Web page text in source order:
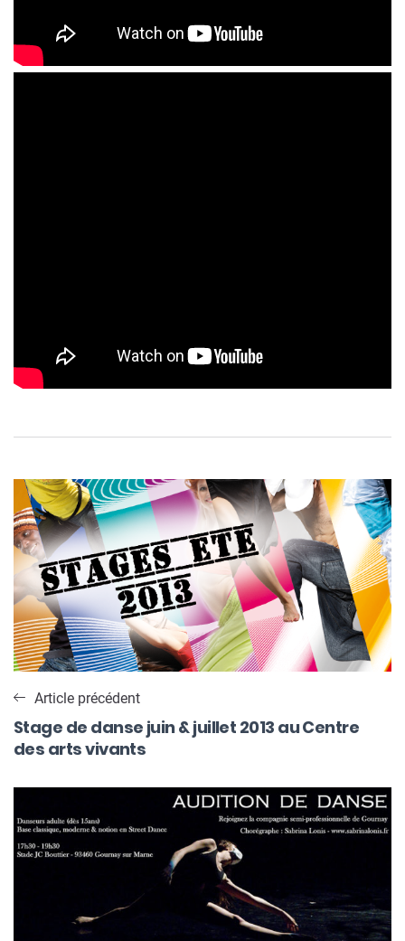
Navigation
de
l’article
Article précédent
Stage de danse juin & juillet 2013 au Centre
des arts vivants